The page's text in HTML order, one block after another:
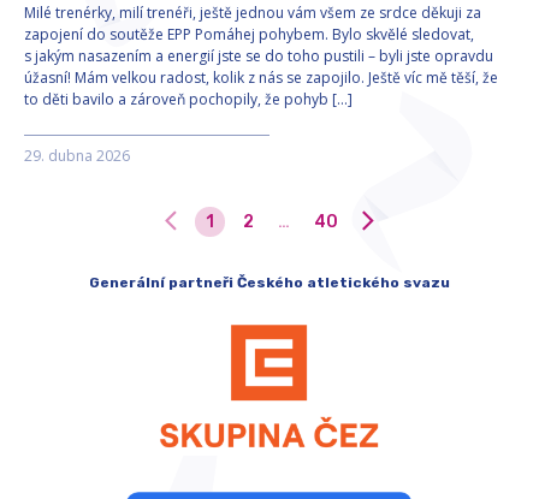
Milé trenérky, milí trenéři, ještě jednou vám všem ze srdce děkuji za
zapojení do soutěže EPP Pomáhej pohybem. Bylo skvělé sledovat,
s jakým nasazením a energií jste se do toho pustili – byli jste opravdu
úžasní! Mám velkou radost, kolik z nás se zapojilo. Ještě víc mě těší, že
to děti bavilo a zároveň pochopily, že pohyb […]
29. dubna 2026
1 2 … 40
Generální partneři Českého atletického svazu